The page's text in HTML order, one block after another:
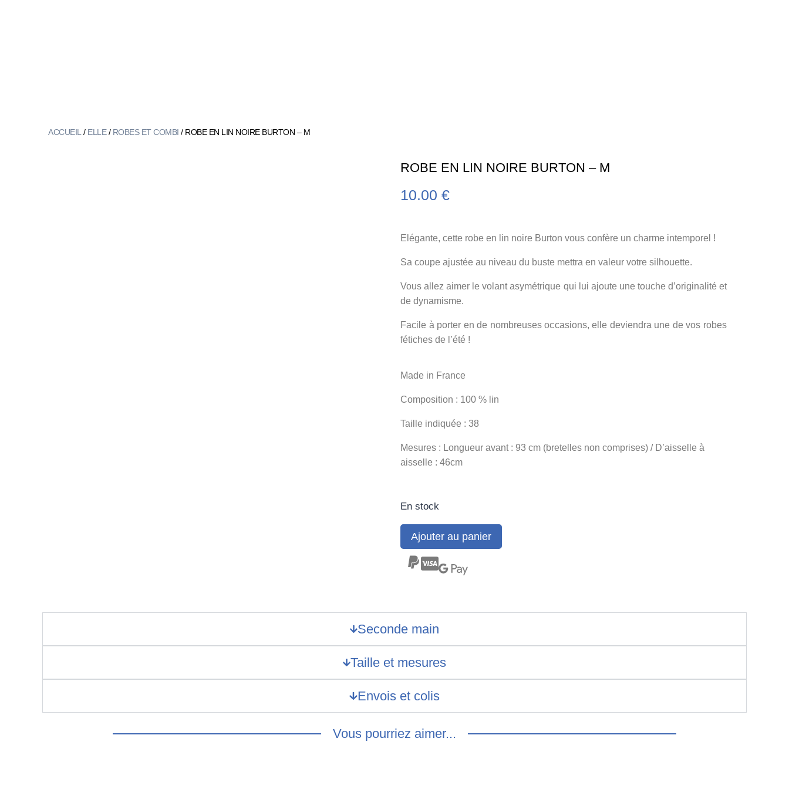
ACCUEIL / ELLE/ ROBES ET COMBI / ROBE EN LIN NOIRE BURTON – M
ROBE EN LIN NOIRE BURTON – M
10.00 €
Elégante, cette robe en lin noire Burton vous confère un charme intemporel !
Sa coupe ajustée au niveau du buste mettra en valeur votre silhouette.
Vous allez aimer le volant asymétrique qui lui ajoute une touche d’originalité et
de dynamisme.
Facile à porter en de nombreuses occasions, elle deviendra une de vos robes
fétiches de l’été !
Made in France
Composition : 100 % lin
Taille indiquée : 38
Mesures : Longueur avant : 93 cm (bretelles non comprises) / D’aisselle à
aisselle : 46cm
En stock
Ajouter au panier
Seconde main
Taille et mesures
Envois et colis
Vous pourriez aimer...